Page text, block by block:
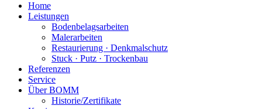
Home
Leistungen
Bodenbelagsarbeiten
Malerarbeiten
Restaurierung · Denkmalschutz
Stuck · Putz · Trockenbau
Referenzen
Service
Über BOMM
Historie/Zertifikate